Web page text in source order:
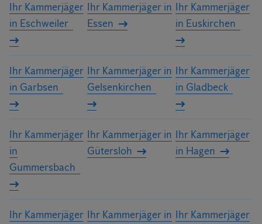
Ihr Kammerjäger
in Eschweiler
Ihr Kammerjäger in
Essen
Ihr Kammerjäger
in Euskirchen
Ihr Kammerjäger
in Garbsen
Ihr Kammerjäger in
Gelsenkirchen
Ihr Kammerjäger
in Gladbeck
Ihr Kammerjäger
in
Gummersbach
Ihr Kammerjäger in
Gütersloh
Ihr Kammerjäger
in Hagen
Ihr Kammerjäger Ihr Kammerjäger in Ihr Kammerjäger